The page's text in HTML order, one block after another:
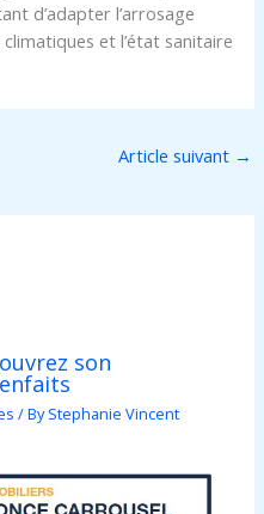
d’adapter l’arrosage
et l’état sanitaire
Article suivant →
son
/ ByStephanie Vincent